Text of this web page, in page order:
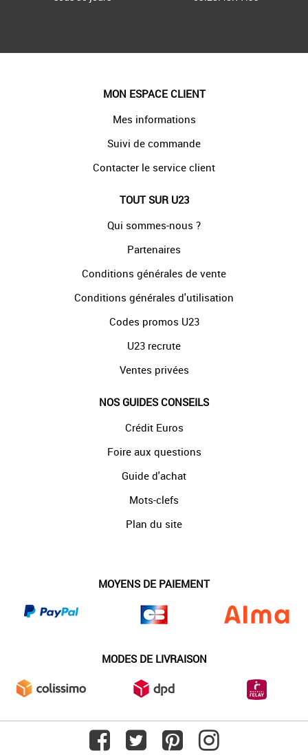
MON ESPACE CLIENT
Mes informations
Suivi de commande
Contacter le service client
TOUT SUR U23
Qui sommes-nous ?
Partenaires
Conditions générales de vente
Conditions générales d'utilisation
Codes promos U23
U23 recrute
Ventes privées
NOS GUIDES CONSEILS
Crédit Euros
Foire aux questions
Guide d'achat
Mots-clefs
Plan du site
MOYENS DE PAIEMENT
MODES DE LIVRAISON